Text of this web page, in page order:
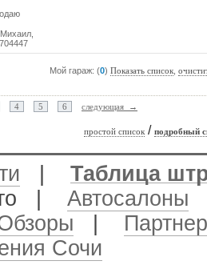
Мой гараж: (0)Показать список ,
4 5 6 следующая →
простой список /подробный
Таблица
Автосалоны
Сочи